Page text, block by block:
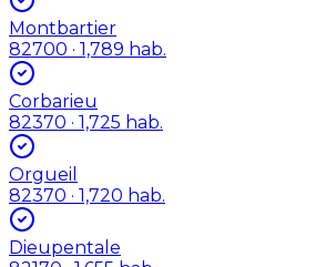
Montbartier
82700 · 1,789 hab.
Corbarieu
82370 · 1,725 hab.
Orgueil
82370 · 1,720 hab.
Dieupentale